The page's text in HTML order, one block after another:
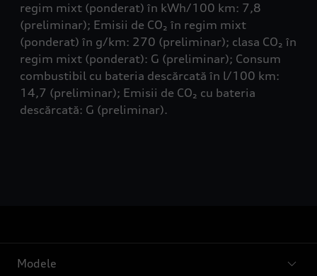
regim mixt (ponderat) în kWh/100 km: 7,8
(preliminar); Emisii de CO₂ în regim mixt
(ponderat) în g/km: 270 (preliminar); clasa CO₂ în
regim mixt (ponderat): G (preliminar); Consum
combustibil cu bateria descărcată în l/100 km:
14,7 (preliminar); Emisii de CO₂ cu bateria
descărcată: G (preliminar).
Modele